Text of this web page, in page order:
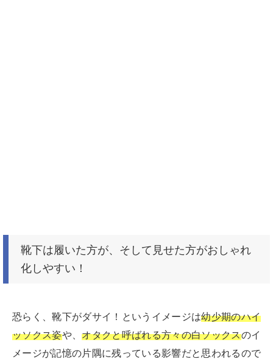
靴下は履いた方が、そして見せた方がおしゃれ
化しやすい！
恐らく、靴下がダサイ！というイメージは幼少期のハイ
ッソクス姿や、オタクと呼ばれる方々の白ソックスのイ
メージが記憶の片隅に残っている影響だと思われるので